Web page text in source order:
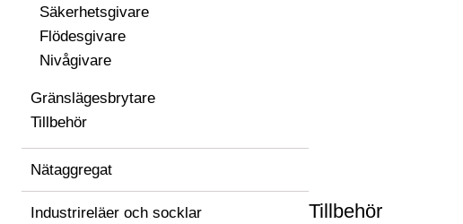
Säkerhetsgivare
Flödesgivare
Nivågivare
Gränslägesbrytare
Tillbehör
Nätaggregat
Industrireläer och socklar Tillbehör